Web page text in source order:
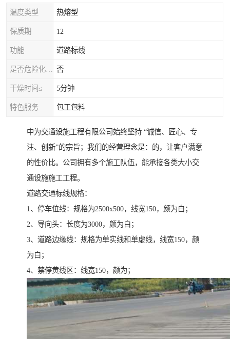
温度类型 热熔型
保质期 12
功能 道路标线
否
干燥时间≤ 5分钟
特色服务 包工包料
中为交通设施工程有限公司始终坚持 “诚信、匠心、专
注、创新”的宗旨；我们的经营理念是：的，让客户满意
的性价比。公司拥有多个施工队伍，能承接各类大小交
通设施施工工程。
道路交通标线规格：
1、停车位线：规格为2500x500，线宽150，颜为白；
2、导向头：长度为3000，颜为白；
3、道路边缘线：规格为单实线和单虚线，线宽150，颜
为白；
4、禁停黄线区：线宽150，颜为；